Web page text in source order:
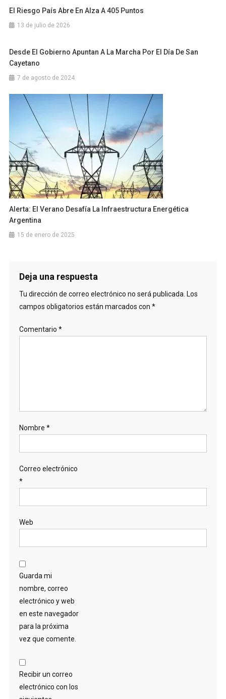
El Riesgo País Abre En Alza A 405 Puntos
13 de julio de 2026
Desde El Gobierno Apuntan A La Marcha Por El Día De San
Cayetano
7 de agosto de 2024
Alerta: El Verano Desafía La Infraestructura Energética
Argentina
15 de enero de 2025
Deja una respuesta
Tu dirección de correo electrónico no será publicada. Los
campos obligatorios están marcados con *
Comentario *
Nombre *
Correo electrónico
*
Web
Guarda mi
nombre, correo
electrónico y web
en este navegador
para la próxima
vez que comente.
Recibir un correo
electrónico con los